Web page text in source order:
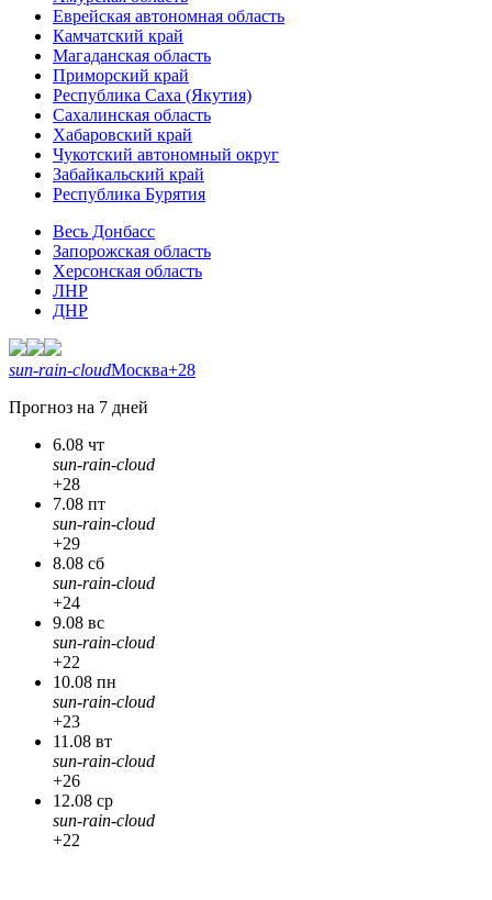
Еврейская автономная область
Камчатский край
Магаданская область
Приморский край
Республика Саха (Якутия)
Сахалинская область
Хабаровский край
Чукотский автономный округ
Забайкальский край
Республика Бурятия
Весь Донбасс
Запорожская область
Херсонская область
ЛНР
ДНР
sun-rain-cloudМосква+28
Прогноз на 7 дней
6.08 чт
sun-rain-cloud
+28
7.08 пт
sun-rain-cloud
+29
8.08 сб
sun-rain-cloud
+24
9.08 вс
sun-rain-cloud
+22
10.08 пн
sun-rain-cloud
+23
11.08 вт
sun-rain-cloud
+26
12.08 ср
sun-rain-cloud
+22